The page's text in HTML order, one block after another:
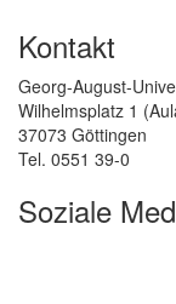
Kontakt
Georg-August-
Wilhelmsplatz 1
37073 Göttingen
Tel. 0551 39-0
Soziale